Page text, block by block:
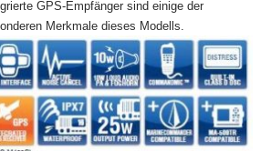
GPS-Empfänger sind einige der
Merkmale dieses Modells.